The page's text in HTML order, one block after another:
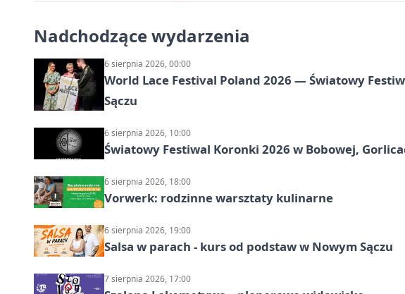
Nadchodzące wydarzenia
6 sierpnia 2026, 00:00
World Lace Festival Poland 2026 — Światowy
Sączu
6 sierpnia 2026, 10:00
Światowy Festiwal Koronki 2026 w Bobowej,
6 sierpnia 2026, 18:00
Vorwerk: rodzinne warsztaty kulinarne
6 sierpnia 2026, 19:00
Salsa w parach - kurs od podstaw w Nowym Sączu
7 sierpnia 2026, 17:00